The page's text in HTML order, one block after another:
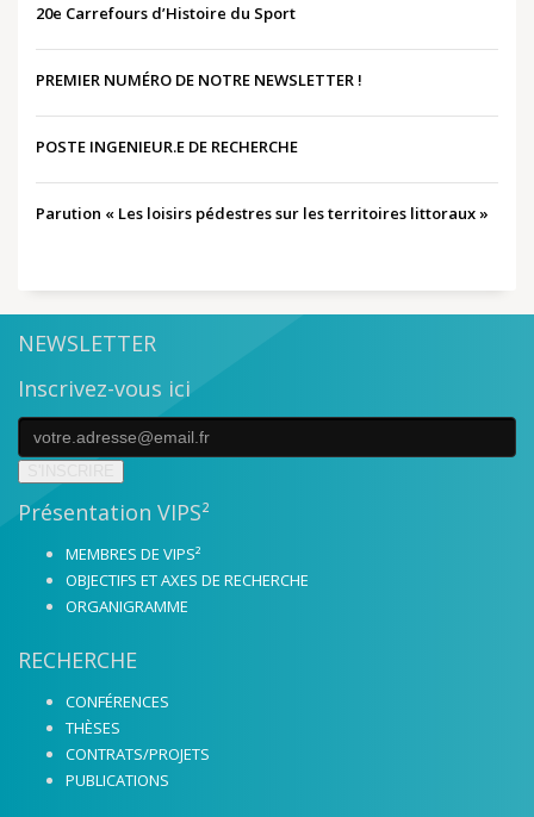
20e Carrefours d’Histoire du Sport
PREMIER NUMÉRO DE NOTRE NEWSLETTER !
POSTE INGENIEUR.E DE RECHERCHE
Parution « Les loisirs pédestres sur les territoires littoraux »
NEWSLETTER
Inscrivez-vous ici
Présentation VIPS²
MEMBRES DE VIPS²
OBJECTIFS ET AXES DE RECHERCHE
ORGANIGRAMME
RECHERCHE
CONFÉRENCES
THÈSES
CONTRATS/PROJETS
PUBLICATIONS